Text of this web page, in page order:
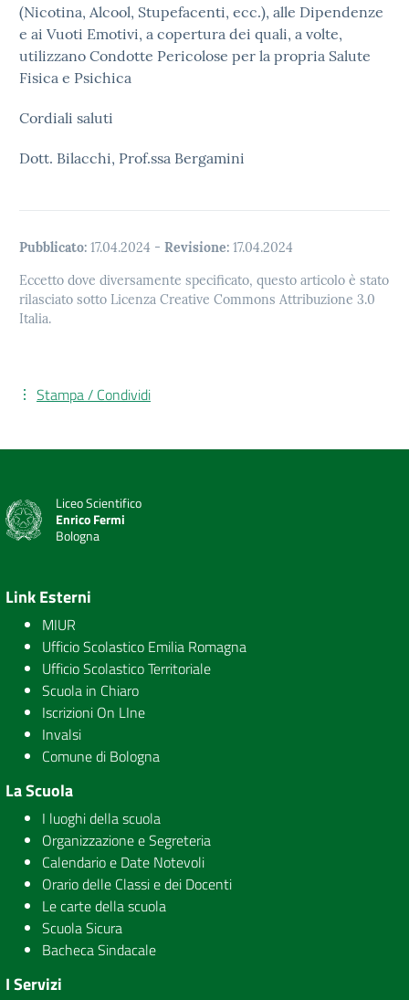
(Nicotina, Alcool, Stupefacenti, ecc.), alle Dipendenze
e ai Vuoti Emotivi, a copertura dei quali, a volte,
utilizzano Condotte Pericolose per la propria Salute
Fisica e Psichica
Cordiali saluti
Dott. Bilacchi, Prof.ssa Bergamini
Pubblicato: 17.04.2024 - Revisione: 17.04.2024
Eccetto dove diversamente specificato, questo articolo è stato
rilasciato sotto Licenza Creative Commons Attribuzione 3.0
Italia.
Stampa / Condividi
Liceo Scientifico
Enrico Fermi
Bologna
Link Esterni
MIUR
Ufficio Scolastico Emilia Romagna
Ufficio Scolastico Territoriale
Scuola in Chiaro
Iscrizioni On LIne
Invalsi
Comune di Bologna
La Scuola
I luoghi della scuola
Organizzazione e Segreteria
Calendario e Date Notevoli
Orario delle Classi e dei Docenti
Le carte della scuola
Scuola Sicura
Bacheca Sindacale
I Servizi